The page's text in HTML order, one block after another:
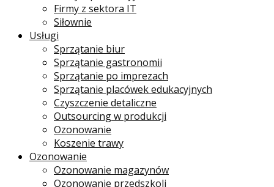
Firmy z sektora IT
Siłownie
Usługi
Sprzątanie biur
Sprzątanie gastronomii
Sprzątanie po imprezach
Sprzątanie placówek edukacyjnych
Czyszczenie detaliczne
Outsourcing w produkcji
Ozonowanie
Koszenie trawy
Ozonowanie
Ozonowanie magazynów
Ozonowanie przedszkoli